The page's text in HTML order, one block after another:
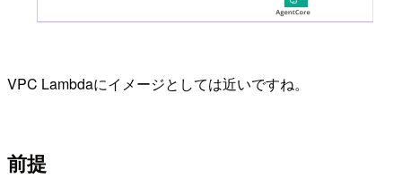
VPC Lambdaにイメージとしては近いですね。
前提